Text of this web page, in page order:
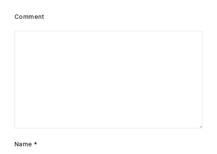
Comment
Name *